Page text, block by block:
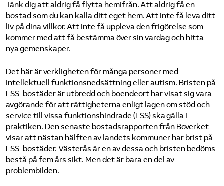
Tänk dig att aldrig få flytta hemifrån. Att aldrig få en
bostad som du kan kalla ditt eget hem. Att inte få leva ditt
liv på dina villkor. Att inte få uppleva den frigörelse som
kommer med att få bestämma över sin vardag och hitta
nya gemenskaper.
Det här är verkligheten för många personer med
intellektuell funktionsnedsättning eller autism. Bristen på
LSS-bostäder är utbredd och boendeort har visat sig vara
avgörande för att rättigheterna enligt lagen om stöd och
service till vissa funktionshindrade (LSS) ska gälla i
praktiken. Den senaste bostadsrapporten från Boverket
visar att nästan hälften av landets kommuner har brist på
LSS-bostäder. Västerås är en av dessa och bristen bedöms
bestå på fem års sikt. Men det är bara en del av
problembilden.